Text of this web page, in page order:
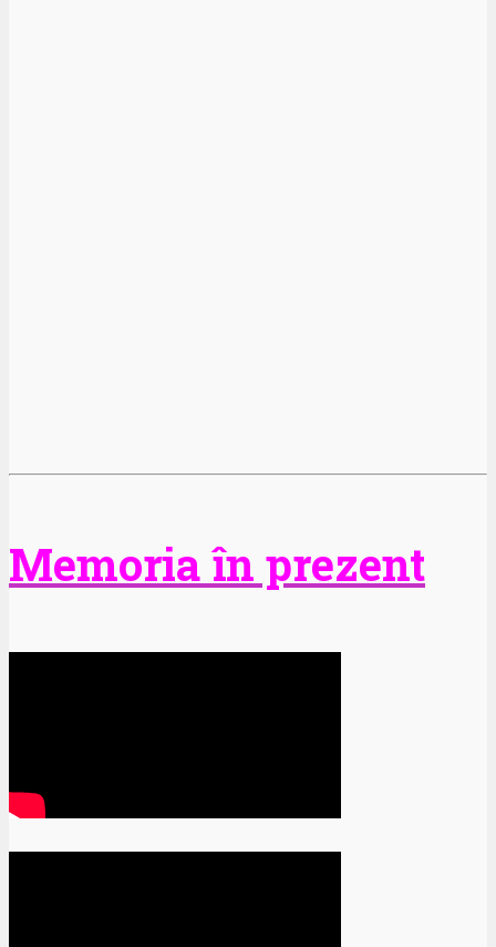
Memoria în prezent